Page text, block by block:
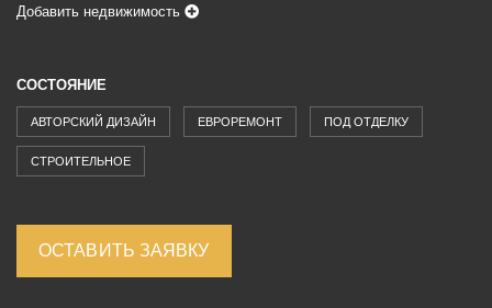
Добавить недвижимость
СОСТОЯНИЕ
АВТОРСКИЙ ДИЗАЙН ЕВРОРЕМОНТ ПОД ОТДЕЛКУ
СТРОИТЕЛЬНОЕ
ОСТАВИТЬ ЗАЯВКУ